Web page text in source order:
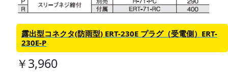
露出型コネクタ(防雨型) ERT-230E プラグ（受電側）ERT-
230E-P
￥3,960